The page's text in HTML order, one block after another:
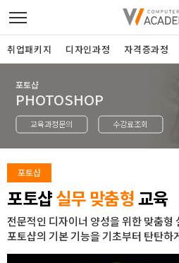
디자인정규과정
디자인단과과정
게임과정
자격증과정
커뮤니티
취업패키지 디자인과정 자격증과정
포토샵
PHOTOSHOP
교육과정문의 수강료조회
포토샵
포토샵실무 맞춤형교육
전문적인 디자이너 양성을 위한 맞춤형
포토샵의 기본 기능을 기초부터 탄탄하